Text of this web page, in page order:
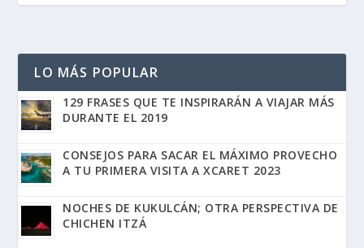
LO MÁS POPULAR
129 FRASES QUE TE INSPIRARÁN A VIAJAR MÁS
DURANTE EL 2019
CONSEJOS PARA SACAR EL MÁXIMO PROVECHO
A TU PRIMERA VISITA A XCARET 2023
NOCHES DE KUKULCÁN; OTRA PERSPECTIVA DE
CHICHEN ITZÁ